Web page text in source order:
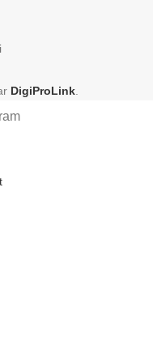
DigiProLink